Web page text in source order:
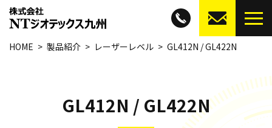
HOME 製品紹介 レーザーレベル GL412N / GL422N
GL412N / GL422N